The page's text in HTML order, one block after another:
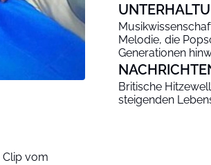
vom
Melodie, die
Generationen
Britische
steigenden